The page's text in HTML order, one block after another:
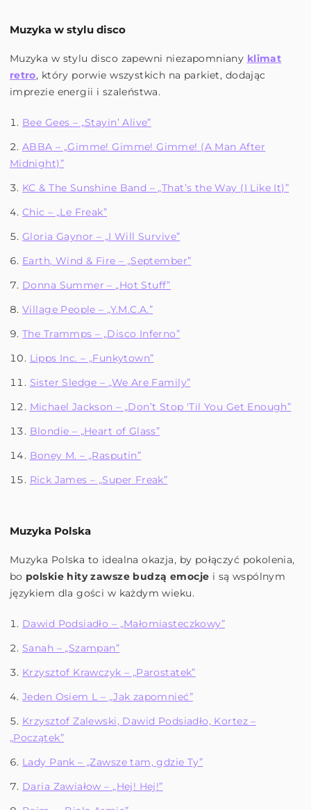
Muzyka w stylu disco
Muzyka w stylu disco zapewni niezapomniany klimat
retro, który porwie wszystkich na parkiet, dodając
imprezie energii i szaleństwa.
Bee Gees – „Stayin’ Alive”
ABBA – „Gimme! Gimme! Gimme! (A Man After
Midnight)”
KC & The Sunshine Band – „That’s the Way (I Like It)”
Chic – „Le Freak”
Gloria Gaynor – „I Will Survive”
Earth, Wind & Fire – „September”
Donna Summer – „Hot Stuff”
Village People – „Y.M.C.A.”
The Trammps – „Disco Inferno”
Lipps Inc. – „Funkytown”
Sister Sledge – „We Are Family”
Michael Jackson – „Don’t Stop 'Til You Get Enough”
Blondie – „Heart of Glass”
Boney M. – „Rasputin”
Rick James – „Super Freak”
Muzyka Polska
Muzyka Polska to idealna okazja, by połączyć pokolenia,
bo polskie hity zawsze budzą emocje i są wspólnym
językiem dla gości w każdym wieku.
Dawid Podsiadło – „Małomiasteczkowy”
Sanah – „Szampan”
Krzysztof Krawczyk – „Parostatek”
Jeden Osiem L – „Jak zapomnieć”
Krzysztof Zalewski, Dawid Podsiadło, Kortez –
„Początek”
Lady Pank – „Zawsze tam, gdzie Ty”
Daria Zawiałow – „Hej! Hej!”